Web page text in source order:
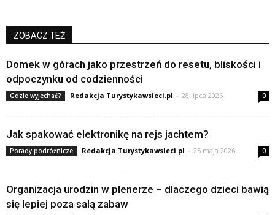
ZOBACZ TEŻ
Domek w górach jako przestrzeń do resetu, bliskości i
odpoczynku od codzienności
Gdzie wyjechać? Redakcja Turystykawsieci.pl - 28 lipca 2026 0
Jak spakować elektronikę na rejs jachtem?
Porady podróżnicze Redakcja Turystykawsieci.pl - 25 maja 2026 0
Organizacja urodzin w plenerze – dlaczego dzieci bawią
się lepiej poza salą zabaw